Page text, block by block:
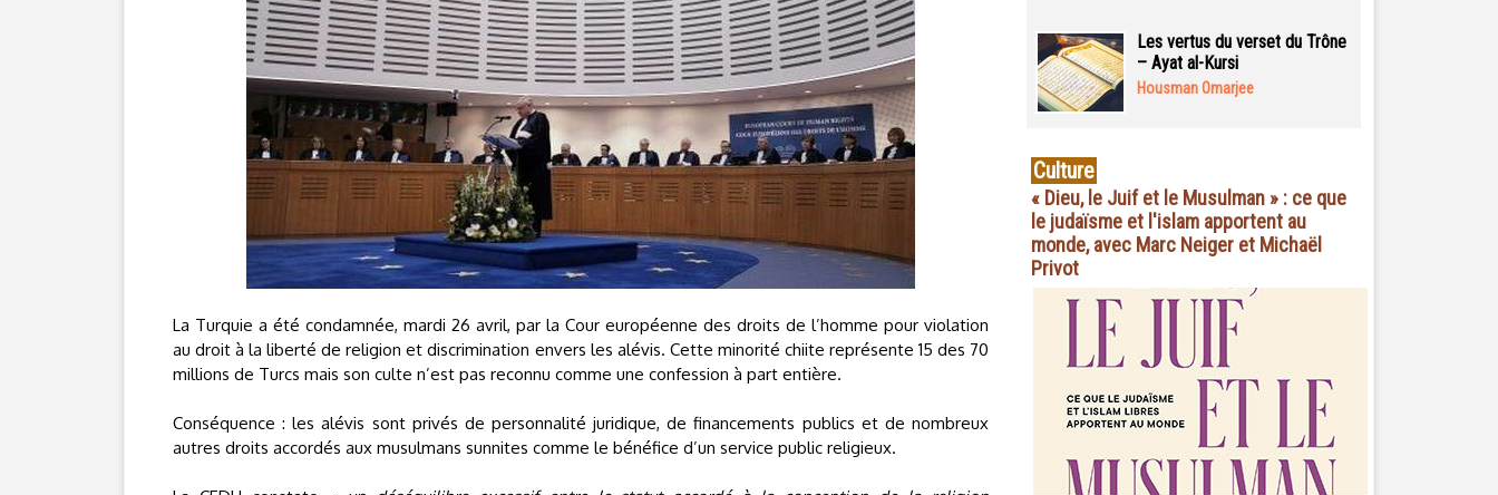
La Turquie a été condamnée, mardi 26 avril, par la Cour européenne des droits de l’homme pour violation
au droit à la liberté de religion et discrimination envers les alévis. Cette minorité chiite représente 15 des 70
millions de Turcs mais son culte n’est pas reconnu comme une confession à part entière.
Conséquence : les alévis sont privés de personnalité juridique, de financements publics et de nombreux
autres droits accordés aux musulmans sunnites comme le bénéfice d’un service public religieux.
Les vertus du verset du Trône
– Ayat al-Kursi
Housman Omarjee
Culture
« Dieu, le Juif et le Musulman » : ce que
le judaïsme et l'islam apportent au
monde, avec Marc Neiger et Michaël
Privot